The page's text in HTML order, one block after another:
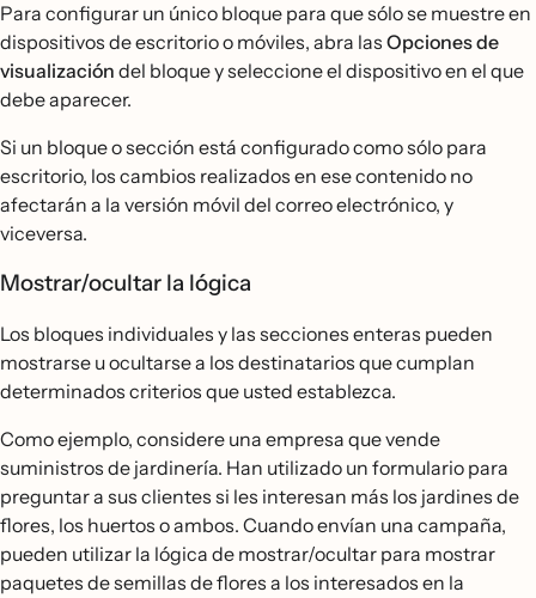
Para configurar un único bloque para que sólo se muestre en
dispositivos de escritorio o móviles, abra las Opciones de
visualización del bloque y seleccione el dispositivo en el que
debe aparecer.
Si un bloque o sección está configurado como sólo para
escritorio, los cambios realizados en ese contenido no
afectarán a la versión móvil del correo electrónico, y
viceversa.
Mostrar/ocultar la lógica
Los bloques individuales y las secciones enteras pueden
mostrarse u ocultarse a los destinatarios que cumplan
determinados criterios que usted establezca.
Como ejemplo, considere una empresa que vende
suministros de jardinería. Han utilizado un formulario para
preguntar a sus clientes si les interesan más los jardines de
flores, los huertos o ambos. Cuando envían una campaña,
pueden utilizar la lógica de mostrar/ocultar para mostrar
paquetes de semillas de flores a los interesados en la